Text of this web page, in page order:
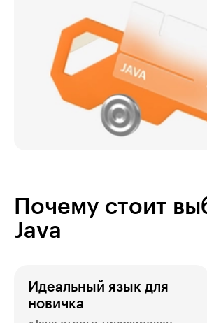
Почему стоит
Java
Идеальный язык для
новичка